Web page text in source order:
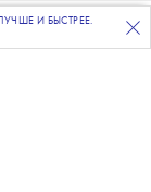
РАССЫЛКУ
И БЫСТРЕЕ.